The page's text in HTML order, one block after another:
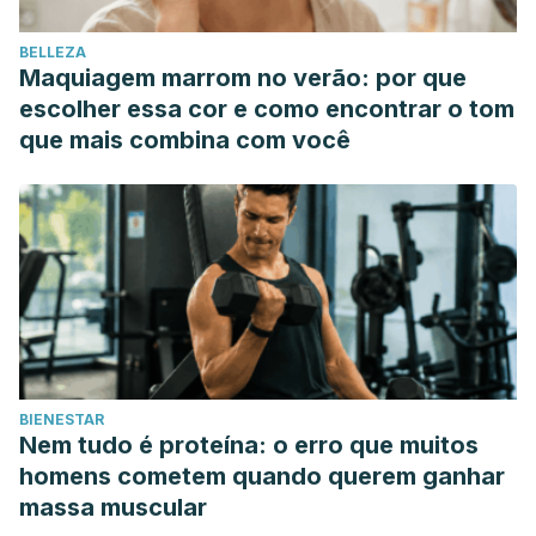
Obstetric-Practice/Moderate-Caffeine-Consumption-
During-Pregnancy
NCBI.
(2008). Maternal caffeine consumption during
pregnancy and the risk of miscarriage: a prospective
https://www.ncbi.nlm.nih.gov/pubmed/18221932
Asociación Española de Pediatría staff.
(n.d.). Consumo
de tabaco en el embarazo. APED.
https://enfamilia.aeped.es/noticias/consumo-tabaco-en-
embarazo
Montoya Salas, K.(2011). Síndrome alcohólico fetal.
Medicina Legal de Costa Rica,28(2), 51-55.
https://www.scielo.sa.cr/scielo.php?pid=S1409-
00152011000200006&script=sci_arttext
Figueroa-Damián, R., Beltrán-Montoya, J., Espino, S.,
BELLEZA
Maquiagem marrom no verão: por que
escolher essa cor e como encontrar o tom
que mais combina com você
BIENESTAR
Nem tudo é proteína: o erro que muitos
homens cometem quando querem ganhar
massa muscular